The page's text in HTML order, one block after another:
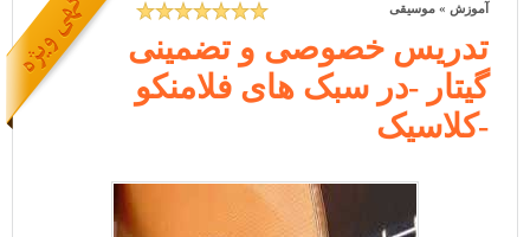
آموزش » موسیقی
تدریس خصوصی و تضمینی
گیتار -در سبک های فلامنکو
-کلاسیک